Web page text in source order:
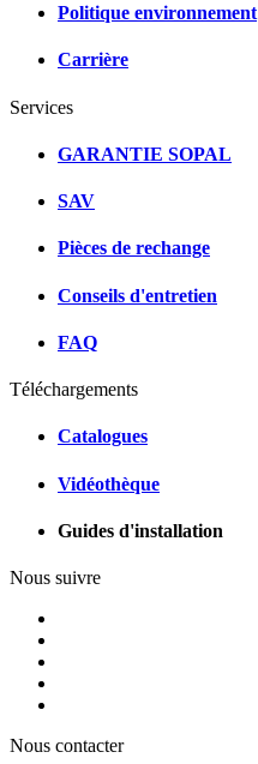
Politique environnement
Carrière
Services
GARANTIE SOPAL
SAV
Pièces de rechange
Conseils d'entretien
FAQ
Téléchargements
Catalogues
Vidéothèque
Guides d'installation
Nous suivre
Nous contacter